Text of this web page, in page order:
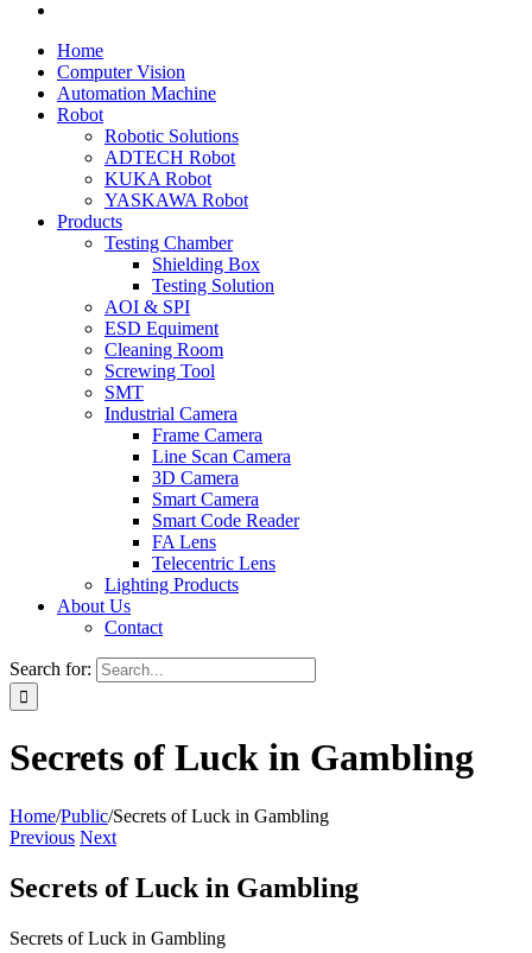
Home
Computer Vision
Automation Machine
Robot
Robotic Solutions
ADTECH Robot
KUKA Robot
YASKAWA Robot
Products
Testing Chamber
Shielding Box
Testing Solution
AOI & SPI
ESD Equiment
Cleaning Room
Screwing Tool
SMT
Industrial Camera
Frame Camera
Line Scan Camera
3D Camera
Smart Camera
Smart Code Reader
FA Lens
Telecentric Lens
Lighting Products
About Us
Contact
Search for:
Secrets of Luck in Gambling
Home/Public/Secrets of Luck in Gambling
Previous Next
Secrets of Luck in Gambling
Secrets of Luck in Gambling